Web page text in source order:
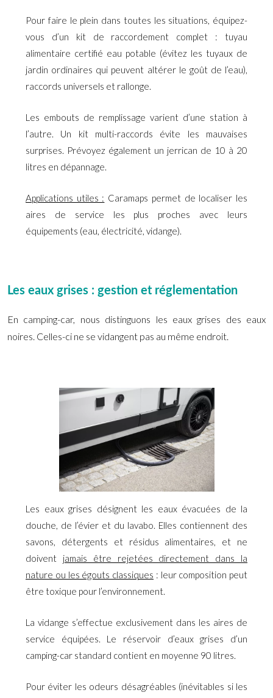
Pour faire le plein dans toutes les situations, équipez-
vous d’un kit de raccordement complet : tuyau
alimentaire certifié eau potable (évitez les tuyaux de
jardin ordinaires qui peuvent altérer le goût de l’eau),
raccords universels et rallonge.
Les embouts de remplissage varient d’une station à
l’autre. Un kit multi-raccords évite les mauvaises
surprises. Prévoyez également un jerrican de 10 à 20
litres en dépannage.
Applications utiles : Caramaps permet de localiser les
aires de service les plus proches avec leurs
équipements (eau, électricité, vidange).
Les eaux grises : gestion et réglementation
En camping-car, nous distinguons les eaux grises des eaux
noires. Celles-ci ne se vidangent pas au même endroit.
Les eaux grises désignent les eaux évacuées de la
douche, de l’évier et du lavabo. Elles contiennent des
savons, détergents et résidus alimentaires, et ne
doivent jamais être rejetées directement dans la
nature ou les égouts classiques : leur composition peut
être toxique pour l’environnement.
La vidange s’effectue exclusivement dans les aires de
service équipées. Le réservoir d’eaux grises d’un
camping-car standard contient en moyenne 90 litres.
Pour éviter les odeurs désagréables (inévitables si les